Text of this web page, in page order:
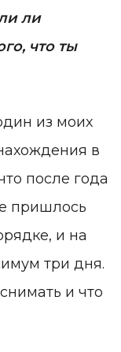
ли
что ты
из моих
в
после года
пришлось
и на
три дня.
и что